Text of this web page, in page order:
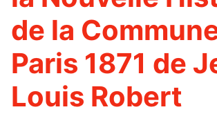
de la
Paris 1871 de
Louis Robert